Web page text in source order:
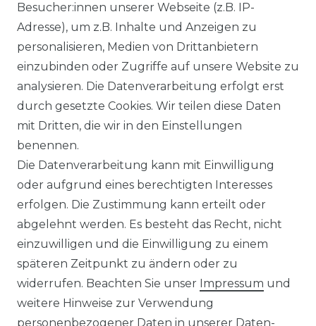
KLIMA- UND UMWELTSCHUTZ
LEXIKON
UNTERNEHMEN
HERSTELLER
REFERENZEN
Besucher:innen unserer Webseite (z.B. IP-
Adresse), um z.B. Inhalte und Anzeigen zu
personalisieren, Medien von Drittanbietern
einzubinden oder Zugriffe auf unsere Website zu
analysieren. Die Datenverarbeitung erfolgt erst
durch gesetzte Cookies. Wir teilen diese Daten
mit Dritten, die wir in den Einstellungen
benennen.
Die Datenverarbeitung kann mit Einwilligung
oder aufgrund eines berechtigten Interesses
erfolgen. Die Zustimmung kann erteilt oder
abgelehnt werden. Es besteht das Recht, nicht
einzuwilligen und die Einwilligung zu einem
späteren Zeitpunkt zu ändern oder zu
widerrufen. Beachten Sie unser Impressum und
weitere Hinweise zur Verwendung
personenbezogener Daten in unserer Daten­